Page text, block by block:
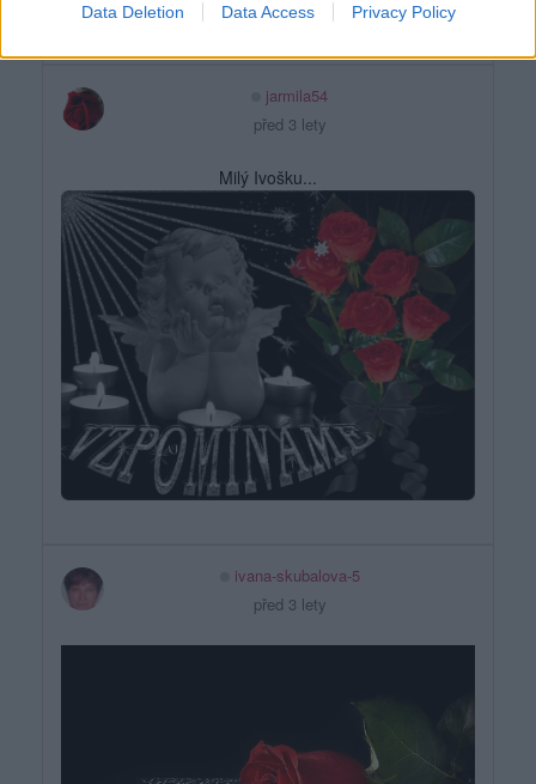
Data Deletion Data Access Privacy Policy
jarmila54
před 3 lety
Milý Ivošku...
ivana-skubalova-5
před 3 lety